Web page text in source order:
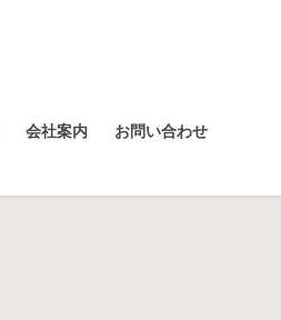
会社案内 お問い合わせ